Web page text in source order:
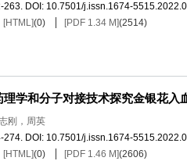
263. DOI: 10.7501/j.issn.1674-
[HTML](0) [PDF 1.34 M](2514)
理学和分子对接技术探究金银花入
刚，周英
274. DOI: 10.7501/j.issn.1674-
[HTML](0) [PDF 1.46 M](2606)